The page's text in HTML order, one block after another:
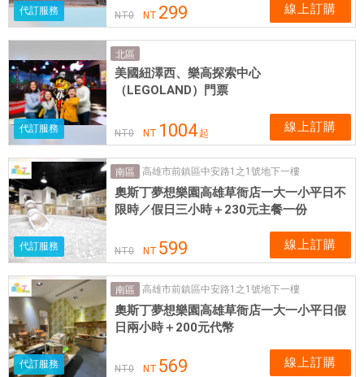
代訂服務 NT0 NT 299 線上訂購
代訂服務
北區
美國紐澤西、樂高探索中心
（LEGOLAND）門票
NT0 NT 1004 起 線上訂購
代訂服務
南區 高雄市前鎮區中安路1之1號地下一樓
奧斯丁夢想樂園高雄草衙店一大一小平日不
限時／假日三小時＋230元主餐一份
NT0 NT 599 線上訂購
代訂服務
南區 高雄市前鎮區中安路1之1號地下一樓
奧斯丁夢想樂園高雄草衙店一大一小平日假
日兩小時＋200元代幣
NT0 NT 569 線上訂購